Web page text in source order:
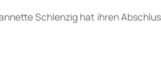
Schlenzig hat ihren